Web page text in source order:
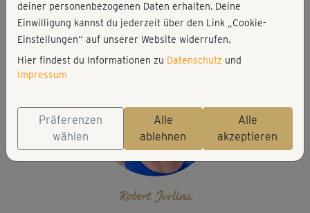
163 kcal
Robert Jurlina
Robert Jurlina
deiner personenbezogenen Daten erhalten. Deine
Einwilligung kannst du jederzeit über den Link „Cookie-
Einstellungen“ auf unserer Website widerrufen.
Hier findest du Informationen zu Datenschutz und
Impressum
Präferenzen
wählen
Alle
ablehnen
Alle
akzeptieren